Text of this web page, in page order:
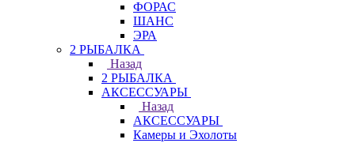
ФОРАС
ШАНС
ЭРА
2 РЫБАЛКА
Назад
2 РЫБАЛКА
АКСЕССУАРЫ
Назад
АКСЕССУАРЫ
Камеры и Эхолоты